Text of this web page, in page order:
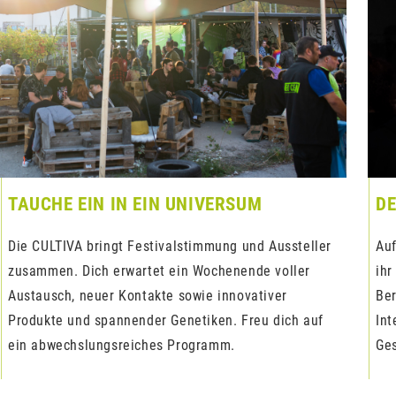
TAUCHE EIN IN EIN UNIVERSUM
Die CULTIVA bringt Festivalstimmung und Aussteller
zusammen. Dich erwartet ein Wochenende voller
Austausch, neuer Kontakte sowie innovativer
Produkte und spannender Genetiken. Freu dich auf
ein abwechslungsreiches Programm.
ihr